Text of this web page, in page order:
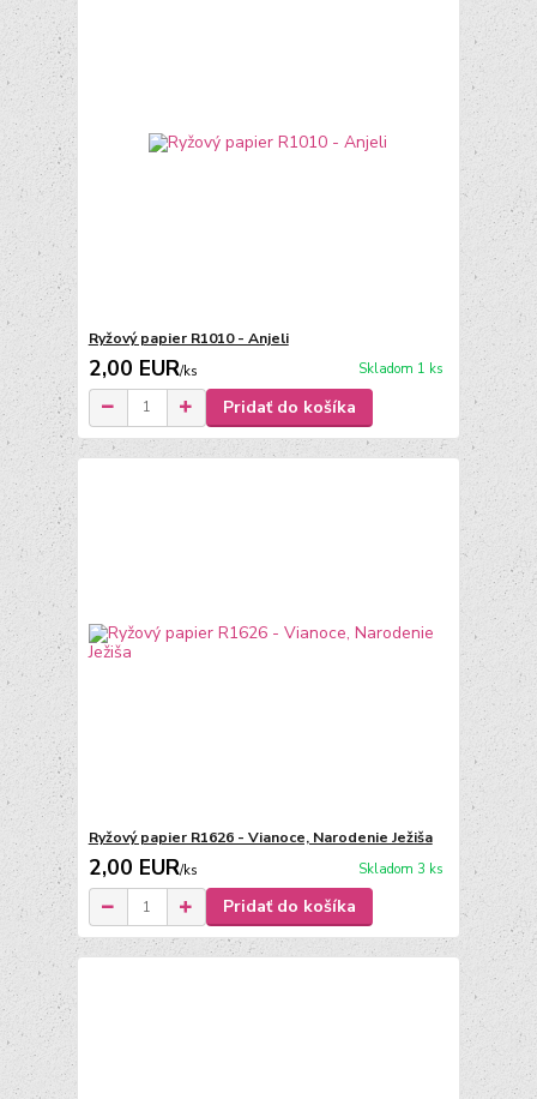
Ryžový papier R1010 - Anjeli
2,00 EUR/ks Skladom 1 ks
Pridať do košíka
Ryžový papier R1626 - Vianoce, Narodenie Ježiša
2,00 EUR/ks Skladom 3 ks
Pridať do košíka